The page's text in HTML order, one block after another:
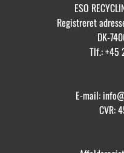
ESO
Registreret
DK-
Tlf.: +45
E-mail:
CVR: